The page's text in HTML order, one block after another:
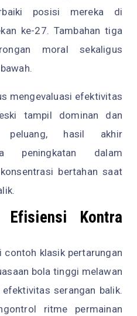
posisi mereka di
ke-27. Tambahan tiga
moral sekaligus
mengevaluasi efektivitas
tampil dominan dan
peluang, hasil akhir
peningkatan dalam
bertahan saat
Kontra
contoh klasik pertarungan
bola tinggi melawan
serangan balik.
ritme permainan